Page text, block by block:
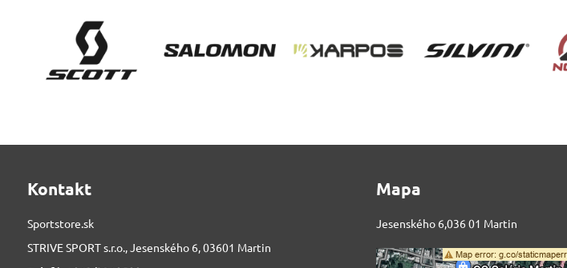
Kontakt
Sportstore.sk
STRIVE SPORT s.r.o., Jesenského 6, 03601 Martin
Mapa
Jesenského 6,036 01 Martin